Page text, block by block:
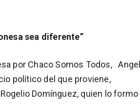
sea diferente”
por Chaco Somos Todos, Angel
político del que proviene,
Domínguez, quien lo formo